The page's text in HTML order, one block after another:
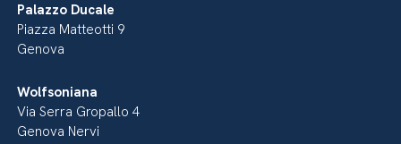
Palazzo Ducale
Piazza Matteotti 9
Genova
Wolfsoniana
Via Serra Gropallo 4
Genova Nervi